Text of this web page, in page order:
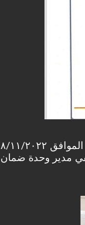
انعقاد المجلس التنفيذي رقم (٥) لسنة ٢٠٢٣ لوحدة ضمان الجودة يوم الثلاثاء الموافق ٨/١١/٢٠٢٢
مدير وحدة ضمان